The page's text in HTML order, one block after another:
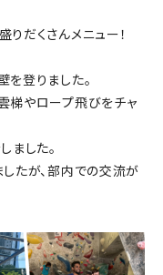
だくさんメニュー！
登りました。
梯やロープ飛びをチャ
ました。
たが、部内での交流が